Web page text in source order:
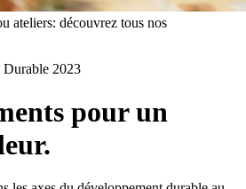
ateliers: découvrez tous nos
Durable 2023
pour un